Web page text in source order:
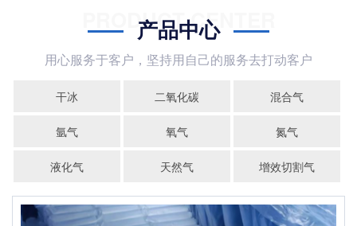
PRODUCT CENTER
产品中心
用心服务于客户，坚持用自己的服务去打动客户
干冰 二氧化碳 混合气
氩气 氧气 氮气
液化气 天然气 增效切割气